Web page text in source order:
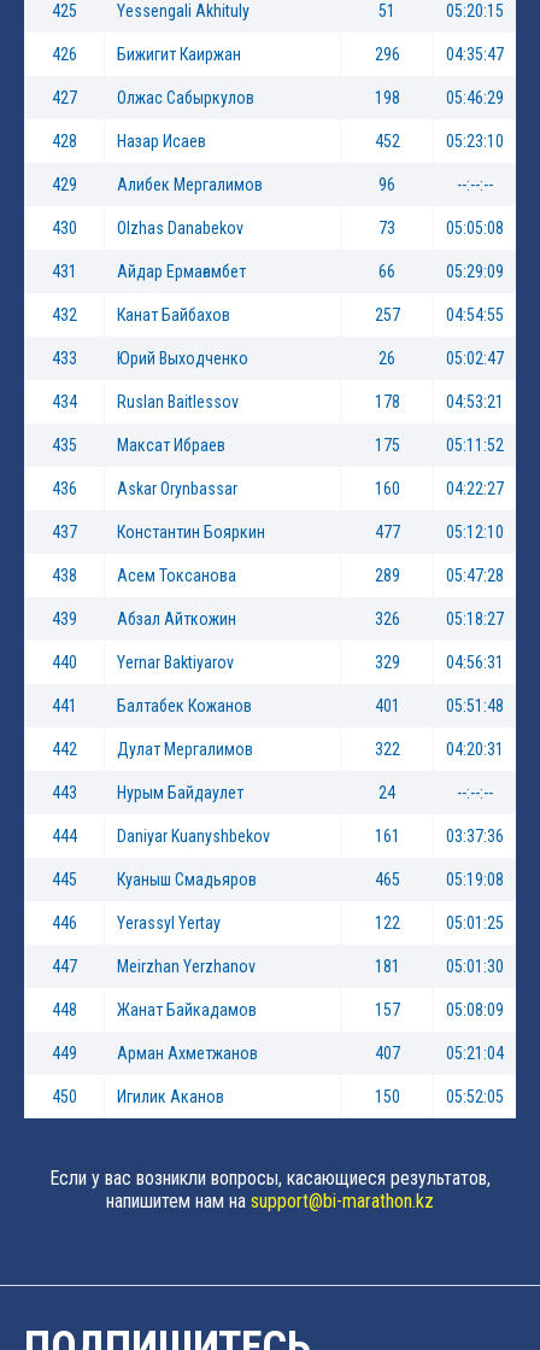
425 Yessengali Akhituly 51 05:20:15
426 Бижигит Каиржан 296 04:35:47
427 Олжас Сабыркулов 198 05:46:29
428 Назар Исаев 452 05:23:10
429 Алибек Мергалимов 96 --:--:--
430 Olzhas Danabekov 73 05:05:08
431 Айдар Ермағамбет 66 05:29:09
432 Канат Байбахов 257 04:54:55
433 Юрий Выходченко 26 05:02:47
434 Ruslan Baitlessov 178 04:53:21
435 Максат Ибраев 175 05:11:52
436 Askar Orynbassar 160 04:22:27
437 Константин Бояркин 477 05:12:10
438 Асем Токсанова 289 05:47:28
439 Абзал Айткожин 326 05:18:27
440 Yernar Baktiyarov 329 04:56:31
441 Балтабек Кожанов 401 05:51:48
442 Дулат Мергалимов 322 04:20:31
443 Нурым Байдаулет 24 --:--:--
444 Daniyar Kuanyshbekov 161 03:37:36
445 Куаныш Смадьяров 465 05:19:08
446 Yerassyl Yertay 122 05:01:25
447 Meirzhan Yerzhanov 181 05:01:30
448 Жанат Байкадамов 157 05:08:09
449 Арман Ахметжанов 407 05:21:04
450 Игилик Аканов 150 05:52:05
Если у вас возникли вопросы, касающиеся результатов,
напишитем нам на support@bi-marathon.kz